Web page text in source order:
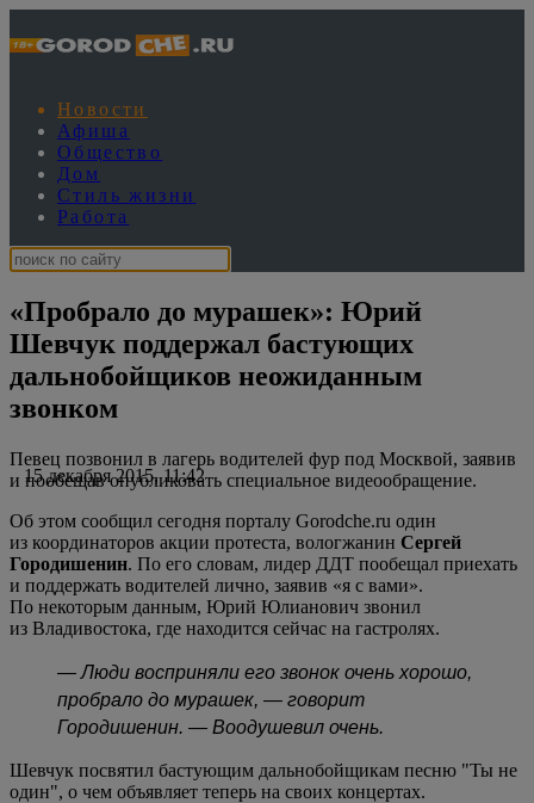
Новости
Афиша
Общество
Дом
Стиль жизни
Работа
«Пробрало до мурашек»: Юрий
Шевчук поддержал бастующих
дальнобойщиков неожиданным
звонком
15 декабря 2015, 11:42
Певец позвонил в лагерь водителей фур под Москвой, заявив
и пообещав опубликовать специальное видеообращение.
Об этом сообщил сегодня порталу Gorodche.ru один
из координаторов акции протеста, вологжанин Сергей
Городишенин. По его словам, лидер ДДТ пообещал приехать
и поддержать водителей лично, заявив «я с вами».
По некоторым данным, Юрий Юлианович звонил
из Владивостока, где находится сейчас на гастролях.
— Люди восприняли его звонок очень хорошо,
пробрало до мурашек, — говорит
Городишенин. — Воодушевил очень.
Шевчук посвятил бастующим дальнобойщикам песню "Ты не
один", о чем объявляет теперь на своих концертах.